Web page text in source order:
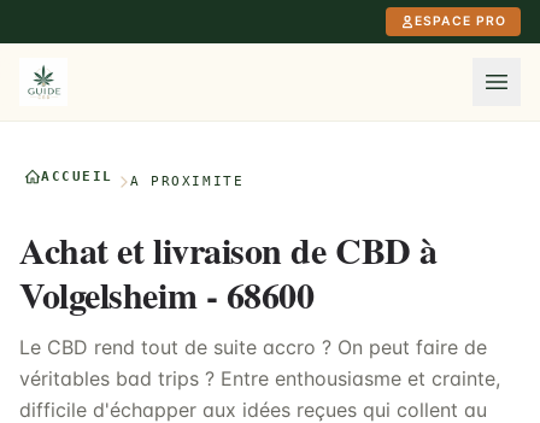
ESPACE PRO
ACCUEIL À PROXIMITÉ
Achat et livraison de CBD à
Volgelsheim - 68600
Le CBD rend tout de suite accro ? On peut faire de
véritables bad trips ? Entre enthousiasme et crainte,
difficile d'échapper aux idées reçues qui collent au